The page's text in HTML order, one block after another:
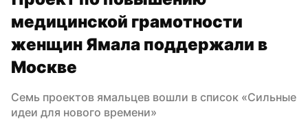
медицинской грамотности
женщин Ямала поддержали в
Москве
Семь проектов ямальцев вошли в список «Сильные
идеи для нового времени»